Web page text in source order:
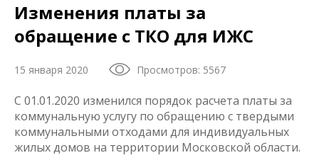
Изменения платы за
обращение с ТКО для ИЖС
15 января 2020 Просмотров: 5567
С 01.01.2020 изменился порядок расчета платы за
коммунальную услугу по обращению с твердыми
коммунальными отходами для индивидуальных
жилых домов на территории Московской области.